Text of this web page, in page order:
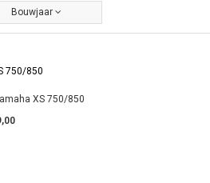
Bouwjaar
750/850
XS 750/850